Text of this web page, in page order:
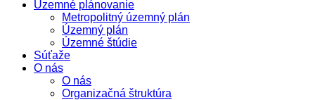
Územné plánovanie
Metropolitný územný plán
Územný plán
Územné štúdie
Súťaže
O nás
O nás
Organizačná štruktúra